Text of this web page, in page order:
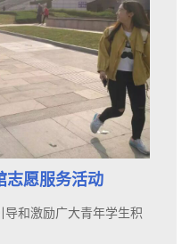
志愿服务活动
导和激励广大青年学生积